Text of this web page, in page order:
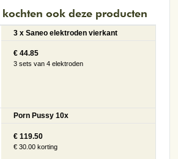
ook deze producten
3 x Saneo elektroden vierkant
€ 44.85
3 sets van 4 elektroden
Porn Pussy 10x
€ 119.50
€ 30.00 korting